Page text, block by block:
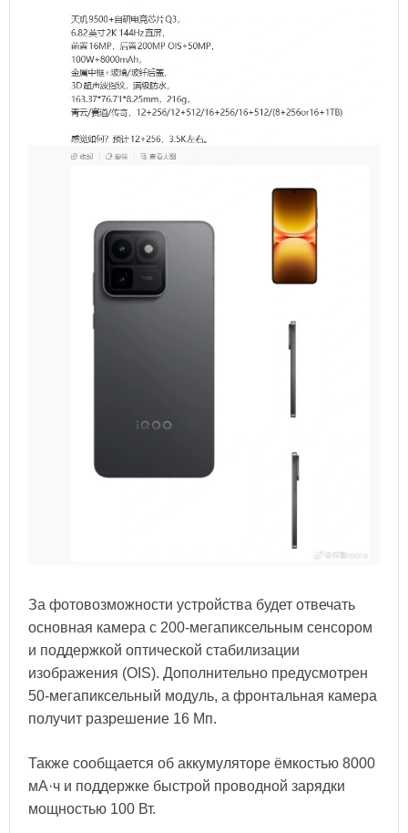
За фотовозможности устройства будет отвечать
основная камера с 200-мегапиксельным сенсором
и поддержкой оптической стабилизации
изображения (OIS). Дополнительно предусмотрен
50-мегапиксельный модуль, а фронтальная камера
получит разрешение 16 Мп.
Также сообщается об аккумуляторе ёмкостью 8000
мА·ч и поддержке быстрой проводной зарядки
мощностью 100 Вт.